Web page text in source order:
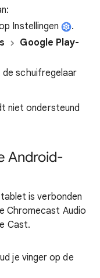
Instellingen
.
Google Play-
schuifregelaar
niet ondersteund
Android-
is verbonden
Chromecast Audio
Cast.
je vinger op de